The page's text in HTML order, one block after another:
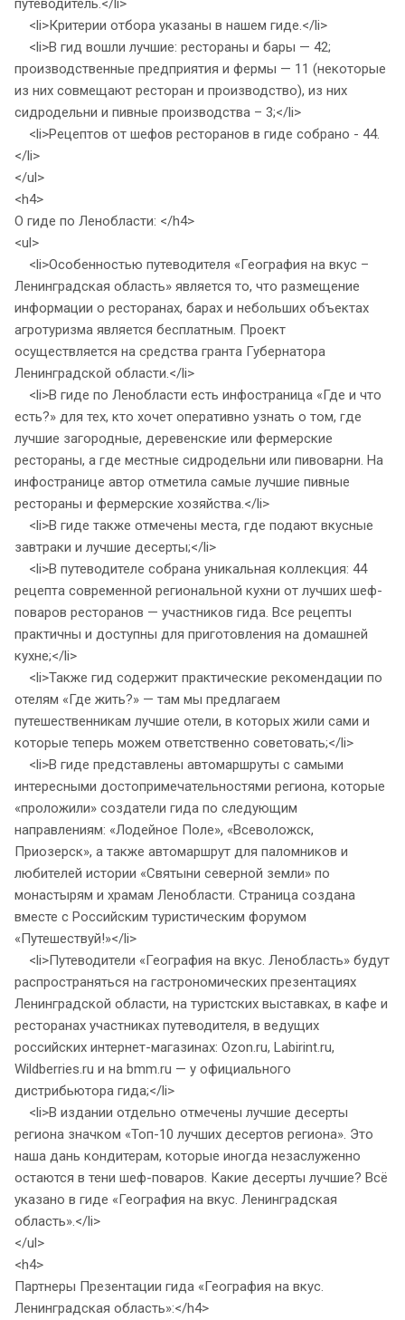
путеводитель.</li>
<li>Критерии отбора указаны в нашем гиде.</li>
<li>В гид вошли лучшие: рестораны и бары — 42;
производственные предприятия и фермы — 11 (некоторые
из них совмещают ресторан и производство), из них
сидродельни и пивные производства – 3;</li>
<li>Рецептов от шефов ресторанов в гиде собрано - 44.
</li>
</ul>
<h4>
О гиде по Ленобласти: </h4>
<ul>
<li>Особенностью путеводителя «География на вкус –
Ленинградская область» является то, что размещение
информации о ресторанах, барах и небольших объектах
агротуризма является бесплатным. Проект
осуществляется на средства гранта Губернатора
Ленинградской области.</li>
<li>В гиде по Ленобласти есть инфостраница «Где и что
есть?» для тех, кто хочет оперативно узнать о том, где
лучшие загородные, деревенские или фермерские
рестораны, а где местные сидродельни или пивоварни. На
инфостранице автор отметила самые лучшие пивные
рестораны и фермерские хозяйства.</li>
<li>В гиде также отмечены места, где подают вкусные
завтраки и лучшие десерты;</li>
<li>В путеводителе собрана уникальная коллекция: 44
рецепта современной региональной кухни от лучших шеф-
поваров ресторанов — участников гида. Все рецепты
практичны и доступны для приготовления на домашней
кухне;</li>
<li>Также гид содержит практические рекомендации по
отелям «Где жить?» — там мы предлагаем
путешественникам лучшие отели, в которых жили сами и
которые теперь можем ответственно советовать;</li>
<li>В гиде представлены автомаршруты с самыми
интересными достопримечательностями региона, которые
«проложили» создатели гида по следующим
направлениям: «Лодейное Поле», «Всеволожск,
Приозерск», а также автомаршрут для паломников и
любителей истории «Святыни северной земли» по
монастырям и храмам Ленобласти. Страница создана
вместе с Российским туристическим форумом
«Путешествуй!»</li>
<li>Путеводители «География на вкус. Ленобласть» будут
распространяться на гастрономических презентациях
Ленинградской области, на туристских выставках, в кафе и
ресторанах участниках путеводителя, в ведущих
российских интернет-магазинах: Ozon.ru, Labirint.ru,
Wildberries.ru и на bmm.ru — у официального
дистрибьютора гида;</li>
<li>В издании отдельно отмечены лучшие десерты
региона значком «Топ-10 лучших десертов региона». Это
наша дань кондитерам, которые иногда незаслуженно
остаются в тени шеф-поваров. Какие десерты лучшие? Всё
указано в гиде «География на вкус. Ленинградская
область».</li>
</ul>
<h4>
Партнеры Презентации гида «География на вкус.
Ленинградская область»:</h4>